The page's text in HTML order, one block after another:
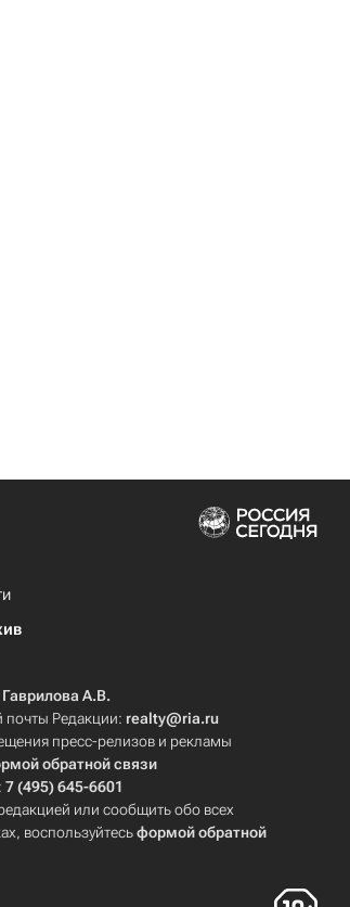
Гаврилова А.В.
почты Редакции: realty@ria.ru
пресс-релизов и рекламы
обратной связи
7 (495) 645-6601
или сообщить обо всех
воспользуйтесьформой обратной